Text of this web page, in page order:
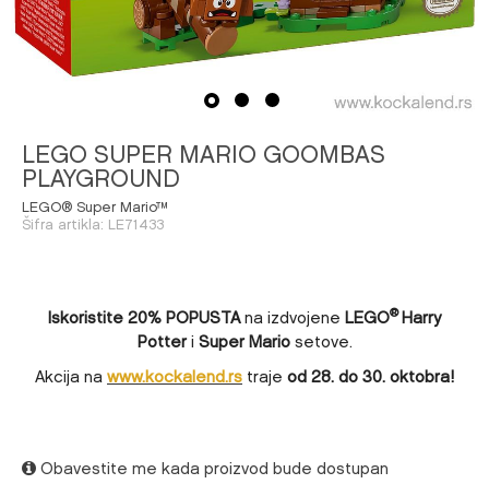
1 2 3
LEGO SUPER MARIO GOOMBAS
PLAYGROUND
LEGO® Super Mario™
Šifra artikla:LE71433
Iskoristite20% POPUSTAna izdvojeneLEGO®Harry
PotteriSuper Mariosetove.
Akcija nawww.kockalend.rstrajeod 28. do 30. oktobra!
Obavestite me kada proizvod bude dostupan